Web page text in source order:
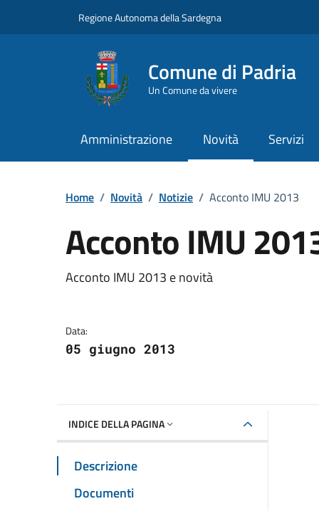
Regione Autonoma della Sardegna
Comune di Padria
Un Comune da vivere
Amministrazione Novità Servizi
Home / Novità / Notizie / Acconto IMU 2013
Acconto IMU
Dettagli della notizia
Acconto IMU 2013 e novità
Data:
05 giugno 2013
INDICE DELLA PAGINA
Descrizione
Documenti